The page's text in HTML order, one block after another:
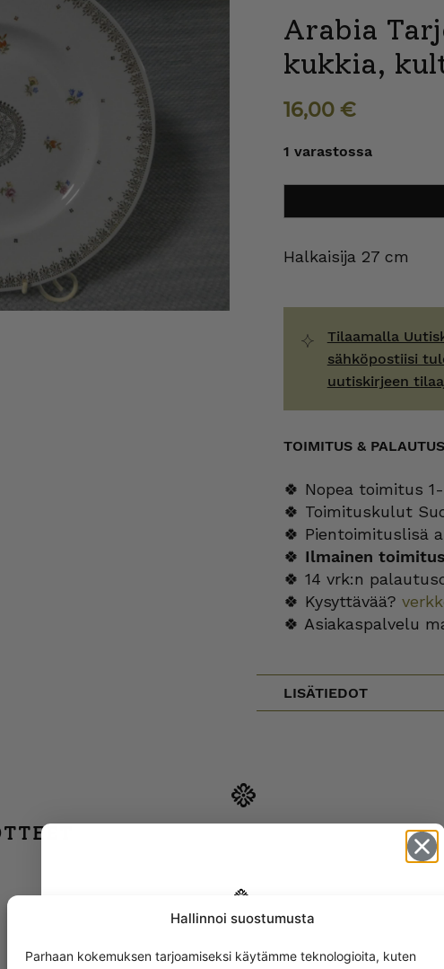
Hallinnoi suostumusta
Parhaan kokemuksen tarjoamiseksi käytämme teknologioita, kuten
Arabia
kukkia,
16,00 €
1 varastossa
pikku
reuna
Halkaisija 27 cm
Tilaamalla
sähköpostiisi
uutiskirjeen
TOIMITUS & PALAUTUS
🍀 Nopea toimitus
🍀 Toimituskulut
🍀 Pientoimituslisä
🍀 Ilmainen
🍀 14 vrk:n
🍀 Kysyttävää?
🍀 Asiakaspalvelu
LISÄTIEDOT
Get -5%